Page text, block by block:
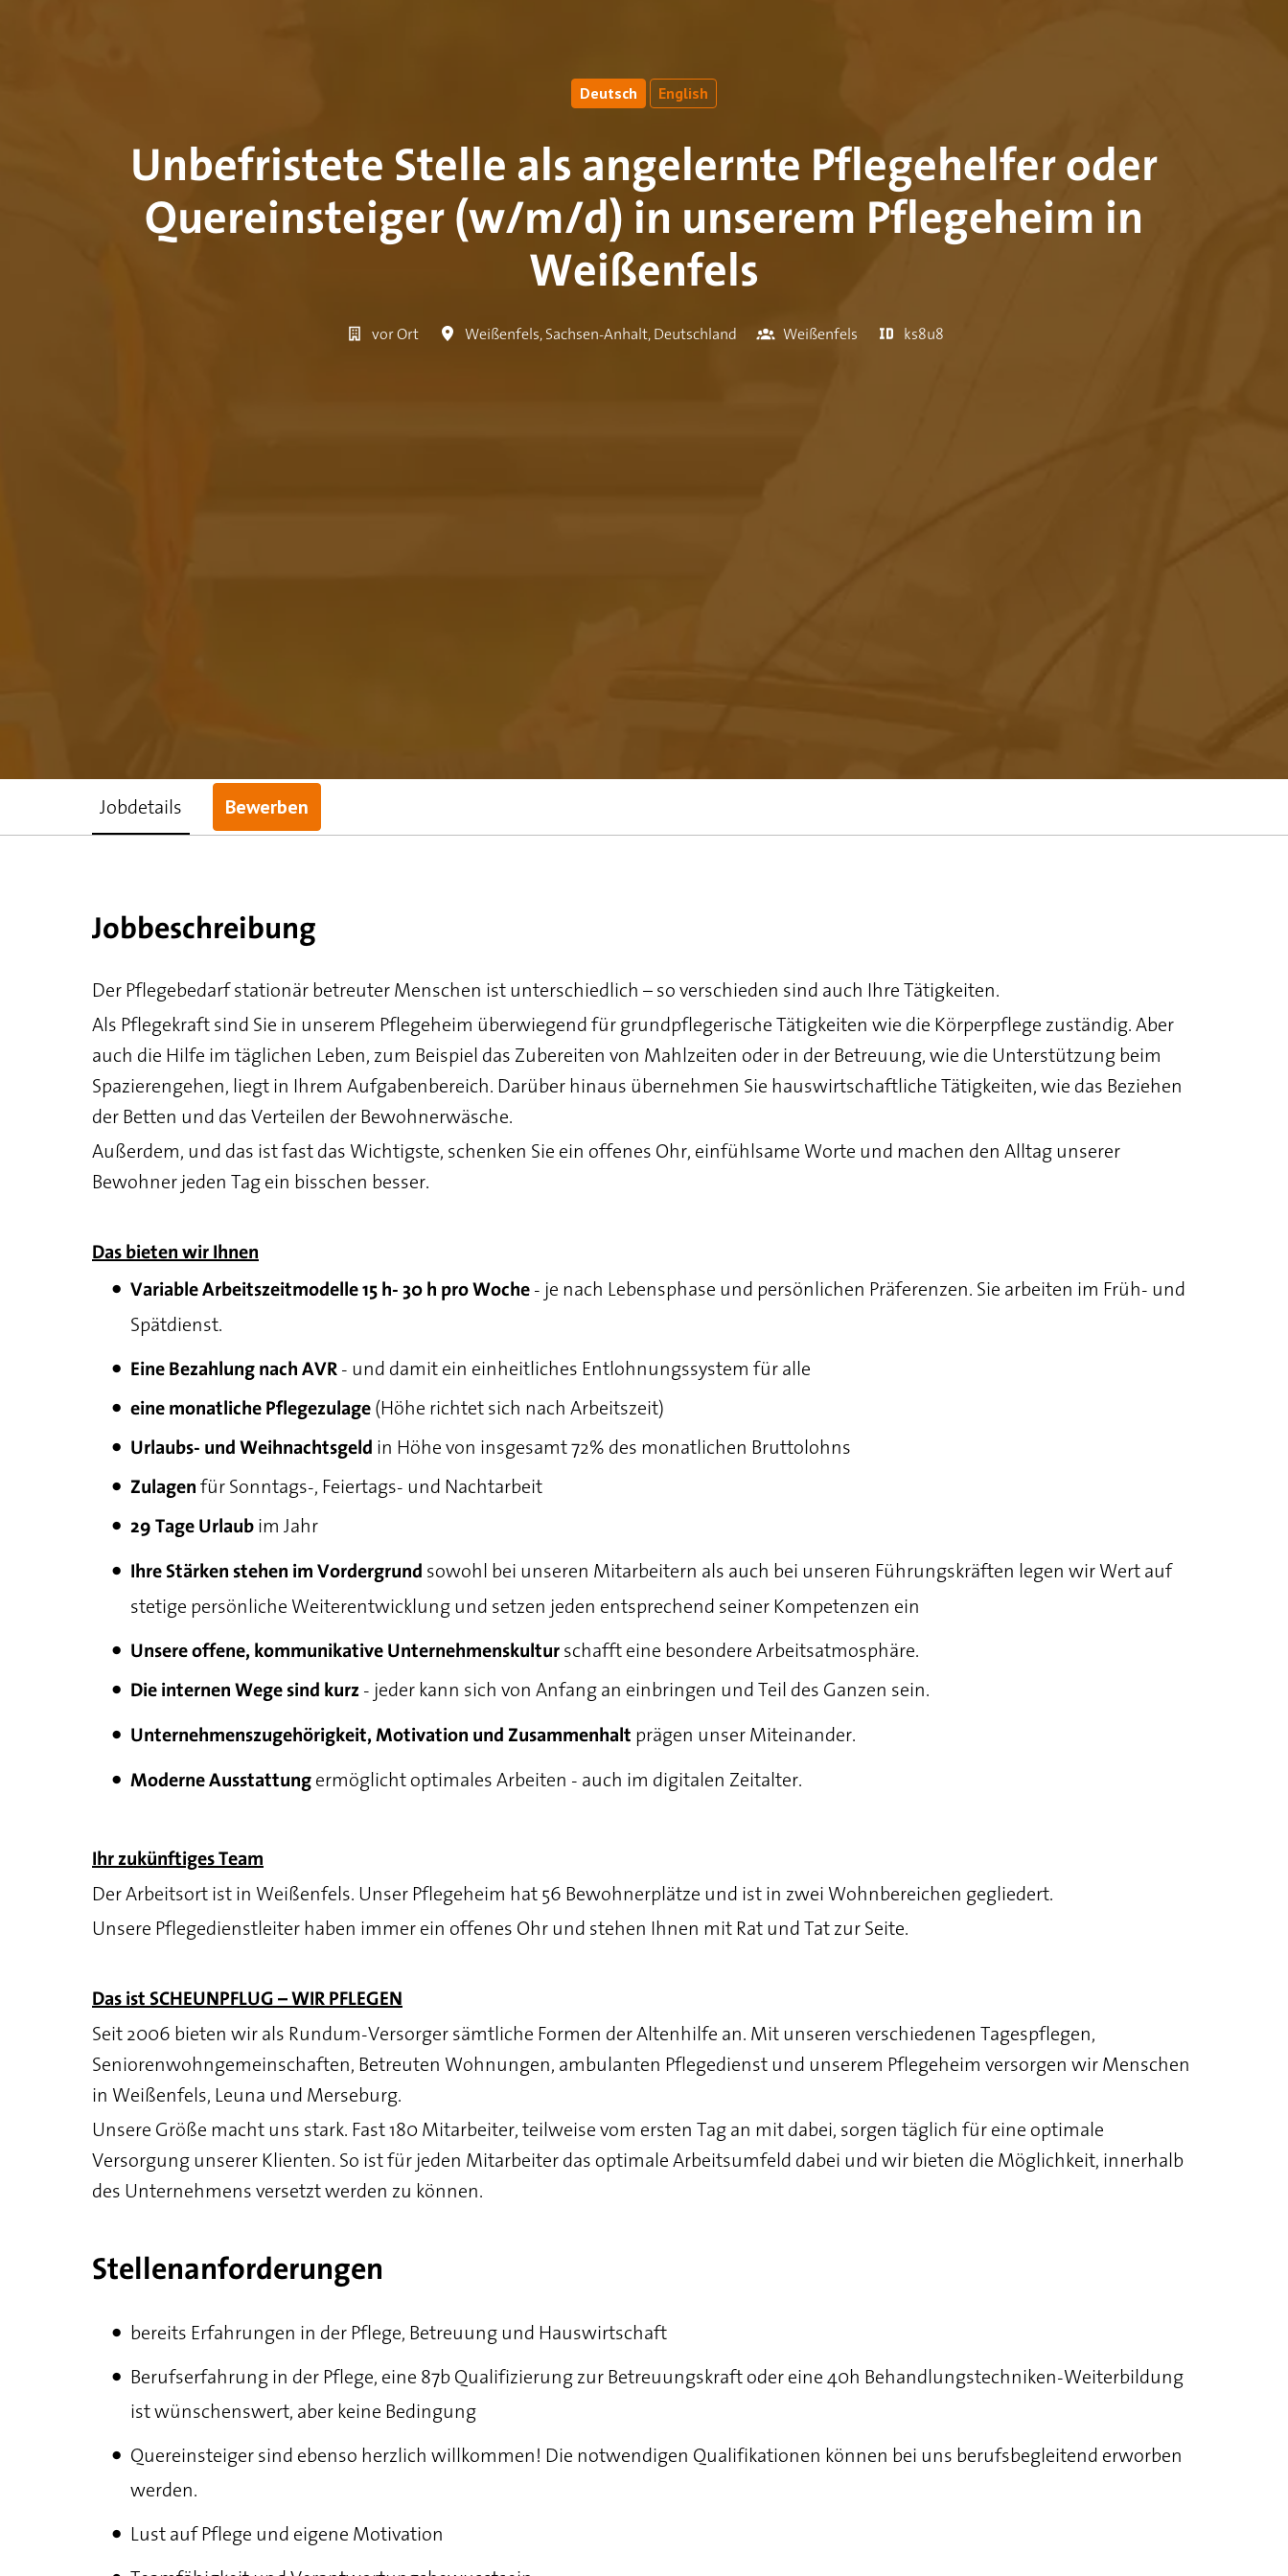
Deutsch English
Unbefristete Stelle als angelernte Pflegehelfer oder
Quereinsteiger (w/m/d) in unserem Pflegeheim in
Weißenfels
vor Ort Weißenfels,Sachsen-Anhalt,Deutschland Weißenfels ks8u8
Jobdetails Bewerben
Jobbeschreibung
Der Pflegebedarf stationär betreuter Menschen ist unterschiedlich – so verschieden sind auch Ihre Tätigkeiten.
Als Pflegekraft sind Sie in unserem Pflegeheim überwiegend für grundpflegerische Tätigkeiten wie die Körperpflege zuständig. Aber
auch die Hilfe im täglichen Leben, zum Beispiel das Zubereiten von Mahlzeiten oder in der Betreuung, wie die Unterstützung beim
Spazierengehen, liegt in Ihrem Aufgabenbereich. Darüber hinaus übernehmen Sie hauswirtschaftliche Tätigkeiten, wie das Beziehen
der Betten und das Verteilen der Bewohnerwäsche.
Außerdem, und das ist fast das Wichtigste, schenken Sie ein offenes Ohr, einfühlsame Worte und machen den Alltag unserer
Bewohner jeden Tag ein bisschen besser.
Das bieten wir Ihnen
Variable Arbeitszeitmodelle 15 h- 30 h pro Woche - je nach Lebensphase und persönlichen Präferenzen. Sie arbeiten im Früh- und
Spätdienst.
Eine Bezahlung nach AVR - und damit ein einheitliches Entlohnungssystem für alle
eine monatliche Pflegezulage (Höhe richtet sich nach Arbeitszeit)
Urlaubs- und Weihnachtsgeld in Höhe von insgesamt 72% des monatlichen Bruttolohns
Zulagen für Sonntags-, Feiertags- und Nachtarbeit
29 Tage Urlaub im Jahr
Ihre Stärken stehen im Vordergrund sowohl bei unseren Mitarbeitern als auch bei unseren Führungskräften legen wir Wert auf
stetige persönliche Weiterentwicklung und setzen jeden entsprechend seiner Kompetenzen ein
Unsere offene, kommunikative Unternehmenskultur schafft eine besondere Arbeitsatmosphäre.
Die internen Wege sind kurz - jeder kann sich von Anfang an einbringen und Teil des Ganzen sein.
Unternehmenszugehörigkeit, Motivation und Zusammenhalt prägen unser Miteinander.
Moderne Ausstattung ermöglicht optimales Arbeiten - auch im digitalen Zeitalter.
Ihr zukünftiges Team
Der Arbeitsort ist in Weißenfels. Unser Pflegeheim hat 56 Bewohnerplätze und ist in zwei Wohnbereichen gegliedert.
Unsere Pflegedienstleiter haben immer ein offenes Ohr und stehen Ihnen mit Rat und Tat zur Seite.
Das ist SCHEUNPFLUG – WIR PFLEGEN
Seit 2006 bieten wir als Rundum-Versorger sämtliche Formen der Altenhilfe an. Mit unseren verschiedenen Tagespflegen,
Seniorenwohngemeinschaften, Betreuten Wohnungen, ambulanten Pflegedienst und unserem Pflegeheim versorgen wir Menschen
in Weißenfels, Leuna und Merseburg.
Unsere Größe macht uns stark. Fast 180 Mitarbeiter, teilweise vom ersten Tag an mit dabei, sorgen täglich für eine optimale
Versorgung unserer Klienten. So ist für jeden Mitarbeiter das optimale Arbeitsumfeld dabei und wir bieten die Möglichkeit, innerhalb
des Unternehmens versetzt werden zu können.
Stellenanforderungen
bereits Erfahrungen in der Pflege, Betreuung und Hauswirtschaft
Berufserfahrung in der Pflege, eine 87b Qualifizierung zur Betreuungskraft oder eine 40h Behandlungstechniken-Weiterbildung
ist wünschenswert, aber keine Bedingung
Quereinsteiger sind ebenso herzlich willkommen! Die notwendigen Qualifikationen können bei uns berufsbegleitend erworben
werden.
Lust auf Pflege und eigene Motivation